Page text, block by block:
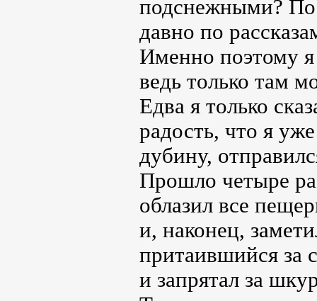
подснежными? По
давно по
Именно поэтому
ведь только там
Едва я только
радость, что я
дубину,
Прошло четыре
облазил все
и, наконец,
притаившийся за
и запрятал за